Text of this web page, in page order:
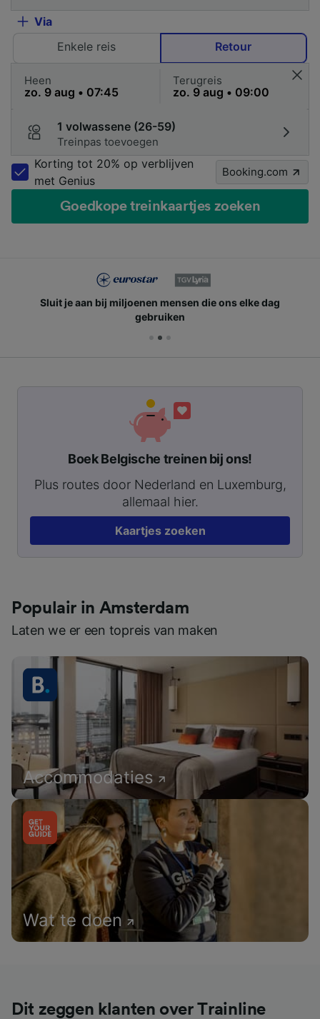
Via
Enkele reis
Retour
Heen Terugreis
1 volwassene (26-59)
Treinpas toevoegen
Korting tot 20% op verblijven
met Genius
Booking.com
Goedkope treinkaartjes zoeken
Sluit je aan bij miljoenen mensen die ons elke dag
gebruiken
Boek Belgische treinen bij ons!
Plus routes door Nederland en Luxemburg,
allemaal hier.
Kaartjes zoeken
Populair in Amsterdam
Laten we er een topreis van maken
Accommodaties
Wat te doen
Dit zeggen klanten over Trainline